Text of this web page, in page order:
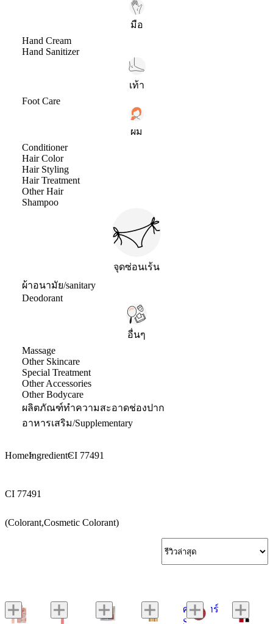
มือ
Hand Cream
Hand Sanitizer
เท้า
Foot Care
ผม
Conditioner
Hair Color
Hair Styling
Hair Treatment
Other Hair
Shampoo
จุดซ่อนเร้น
ผ้าอนามัย/sanitary
Deodorant
อื่นๆ
Massage
Other Skincare
Special Treatment
Other Accessories
Other Bodycare
ผลิตภัณฑ์ทำความสะอาดช่องปาก
อาหารเสริม/Supplementary
HomeIngredientCI 77491
CI 77491
(Colorant,Cosmetic Colorant)
ศรีจันทร์
Super